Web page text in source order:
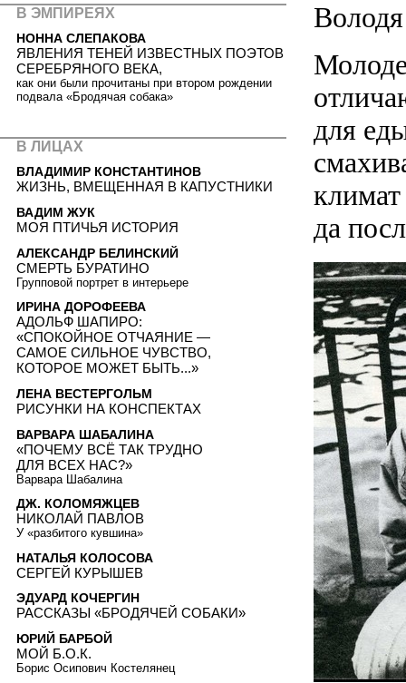
для
да
В ЭМПИРЕЯХ
НОННА СЛЕПАКОВА
ЯВЛЕНИЯ ТЕНЕЙ ИЗВЕСТНЫХ ПОЭТОВ
СЕРЕБРЯНОГО ВЕКА,
как они были прочитаны при втором рождении
подвала «Бродячая собака»
В ЛИЦАХ
ВЛАДИМИР КОНСТАНТИНОВ
ЖИЗНЬ, ВМЕЩЕННАЯ В КАПУСТНИКИ
ВАДИМ ЖУК
МОЯ ПТИЧЬЯ ИСТОРИЯ
АЛЕКСАНДР БЕЛИНСКИЙ
СМЕРТЬ БУРАТИНО
Групповой портрет в интерьере
ИРИНА ДОРОФЕЕВА
АДОЛЬФ ШАПИРО:
«СПОКОЙНОЕ ОТЧАЯНИЕ —
САМОЕ СИЛЬНОЕ ЧУВСТВО,
КОТОРОЕ МОЖЕТ БЫТЬ...»
ЛЕНА ВЕСТЕРГОЛЬМ
РИСУНКИ НА КОНСПЕКТАХ
ВАРВАРА ШАБАЛИНА
«ПОЧЕМУ ВСЁ ТАК ТРУДНО
ДЛЯ ВСЕХ НАС?»
Варвара Шабалина
ДЖ. КОЛОМЯЖЦЕВ
НИКОЛАЙ ПАВЛОВ
У «разбитого кувшина»
НАТАЛЬЯ КОЛОСОВА
СЕРГЕЙ КУРЫШЕВ
ЭДУАРД КОЧЕРГИН
РАССКАЗЫ «БРОДЯЧЕЙ СОБАКИ»
ЮРИЙ БАРБОЙ
МОЙ Б.О.К.
Борис Осипович Костелянец